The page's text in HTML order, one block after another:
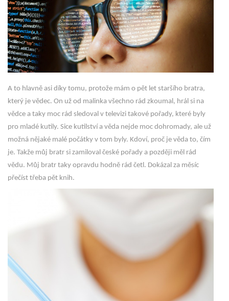
A to hlavně asi díky tomu, protože mám o pět let staršího bratra,
který je vědec. On už od malinka všechno rád zkoumal, hrál si na
vědce a taky moc rád sledoval v televizi takové pořady, které byly
pro mladé kutily. Sice kutilství a věda nejde moc dohromady, ale už
možná nějaké malé počátky v tom byly. Kdoví, proč je věda to, čím
je. Takže můj bratr si zamiloval české pořady a později měl rád
vědu. Můj bratr taky opravdu hodně rád četl. Dokázal za měsíc
přečíst třeba pět knih.